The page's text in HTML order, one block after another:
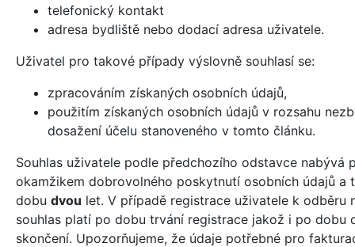
telefonický kontakt
adresa bydliště nebo dodací adresa uživatele.
Uživatel pro takové případy výslovně souhlasí se:
zpracováním získaných osobních údajů,
použitím získaných osobních údajů v rozsahu
dosažení účelu stanoveného v tomto článku.
Souhlas uživatele podle předchozího odstavce nabývá
okamžikem dobrovolného poskytnutí osobních údajů a
dobu dvou let. V případě registrace uživatele k odběru
souhlas platí po dobu trvání registrace jakož i po dobu
skončení. Upozorňujeme, že údaje potřebné pro